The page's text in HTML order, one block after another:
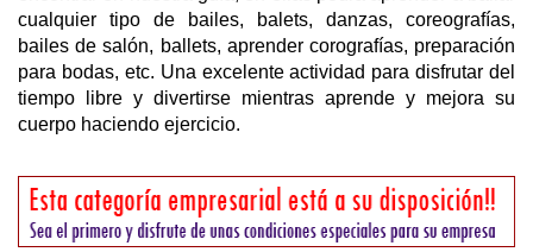
cualquier tipo de bailes, balets, danzas, coreografías,
bailes de salón, ballets, aprender corografías, preparación
para bodas, etc. Una excelente actividad para disfrutar del
tiempo libre y divertirse mientras aprende y mejora su
cuerpo haciendo ejercicio.